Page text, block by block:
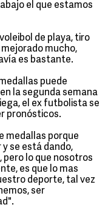
el que estamos
de playa, tiro
mucho,
es bastante.
puede
la segunda semana
el ex futbolista se
pronósticos.
medallas porque
se está dando,
pero lo que nosotros
es que lo mas
deporte, tal vez
ser